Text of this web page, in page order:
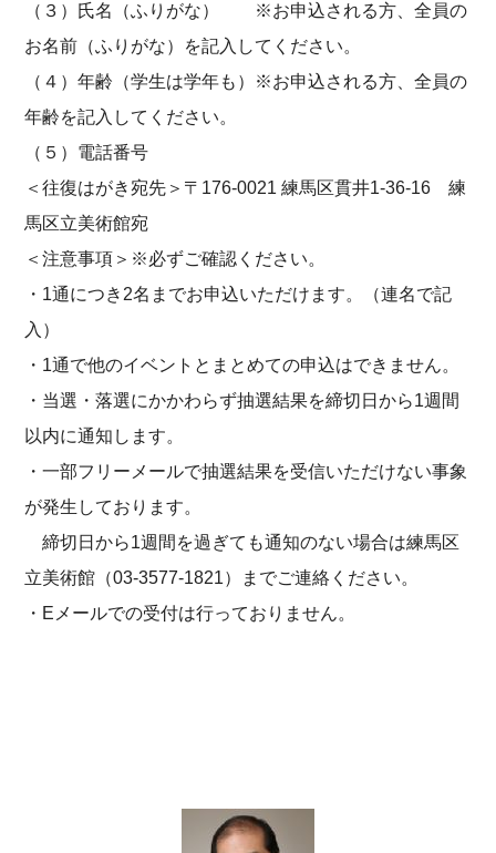
（３）氏名（ふりがな） ※お申込される方、全員の
お名前（ふりがな）を記入してください。
（４）年齢（学生は学年も）※お申込される方、全員の
年齢を記入してください。
（５）電話番号
＜往復はがき宛先＞〒176-0021 練馬区貫井1-36-16 練
馬区立美術館宛
＜注意事項＞※必ずご確認ください。
・1通につき2名までお申込いただけます。（連名で記
入）
・1通で他のイベントとまとめての申込はできません。
・当選・落選にかかわらず抽選結果を締切日から1週間
以内に通知します。
・一部フリーメールで抽選結果を受信いただけない事象
が発生しております。
締切日から1週間を過ぎても通知のない場合は練馬区
立美術館（03-3577-1821）までご連絡ください。
・Eメールでの受付は行っておりません。